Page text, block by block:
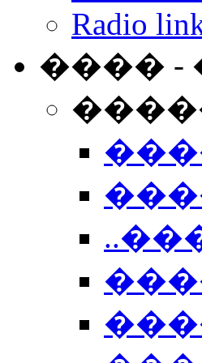
Radio
���� -